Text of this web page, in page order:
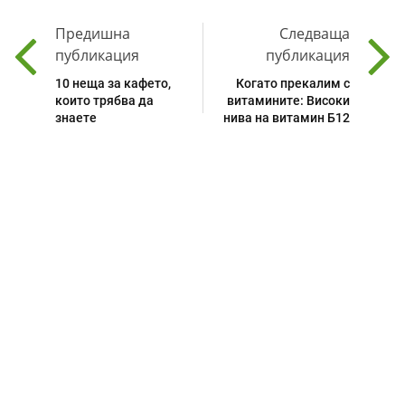
Предишна
публикация
10 неща за кафето,
които трябва да
знаете
Следваща
публикация
Когато прекалим с
витамините: Високи
нива на витамин Б12